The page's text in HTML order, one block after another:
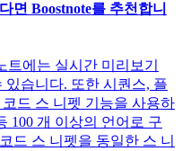
면 Boostnote를 추천합니
트에는 실시간 미리보기
습니다. 또한 시퀀스, 플
드 스 니펫 기능을 사용하
100 개 이상의 언어로 구
드 스 니펫을 동일한 스 니